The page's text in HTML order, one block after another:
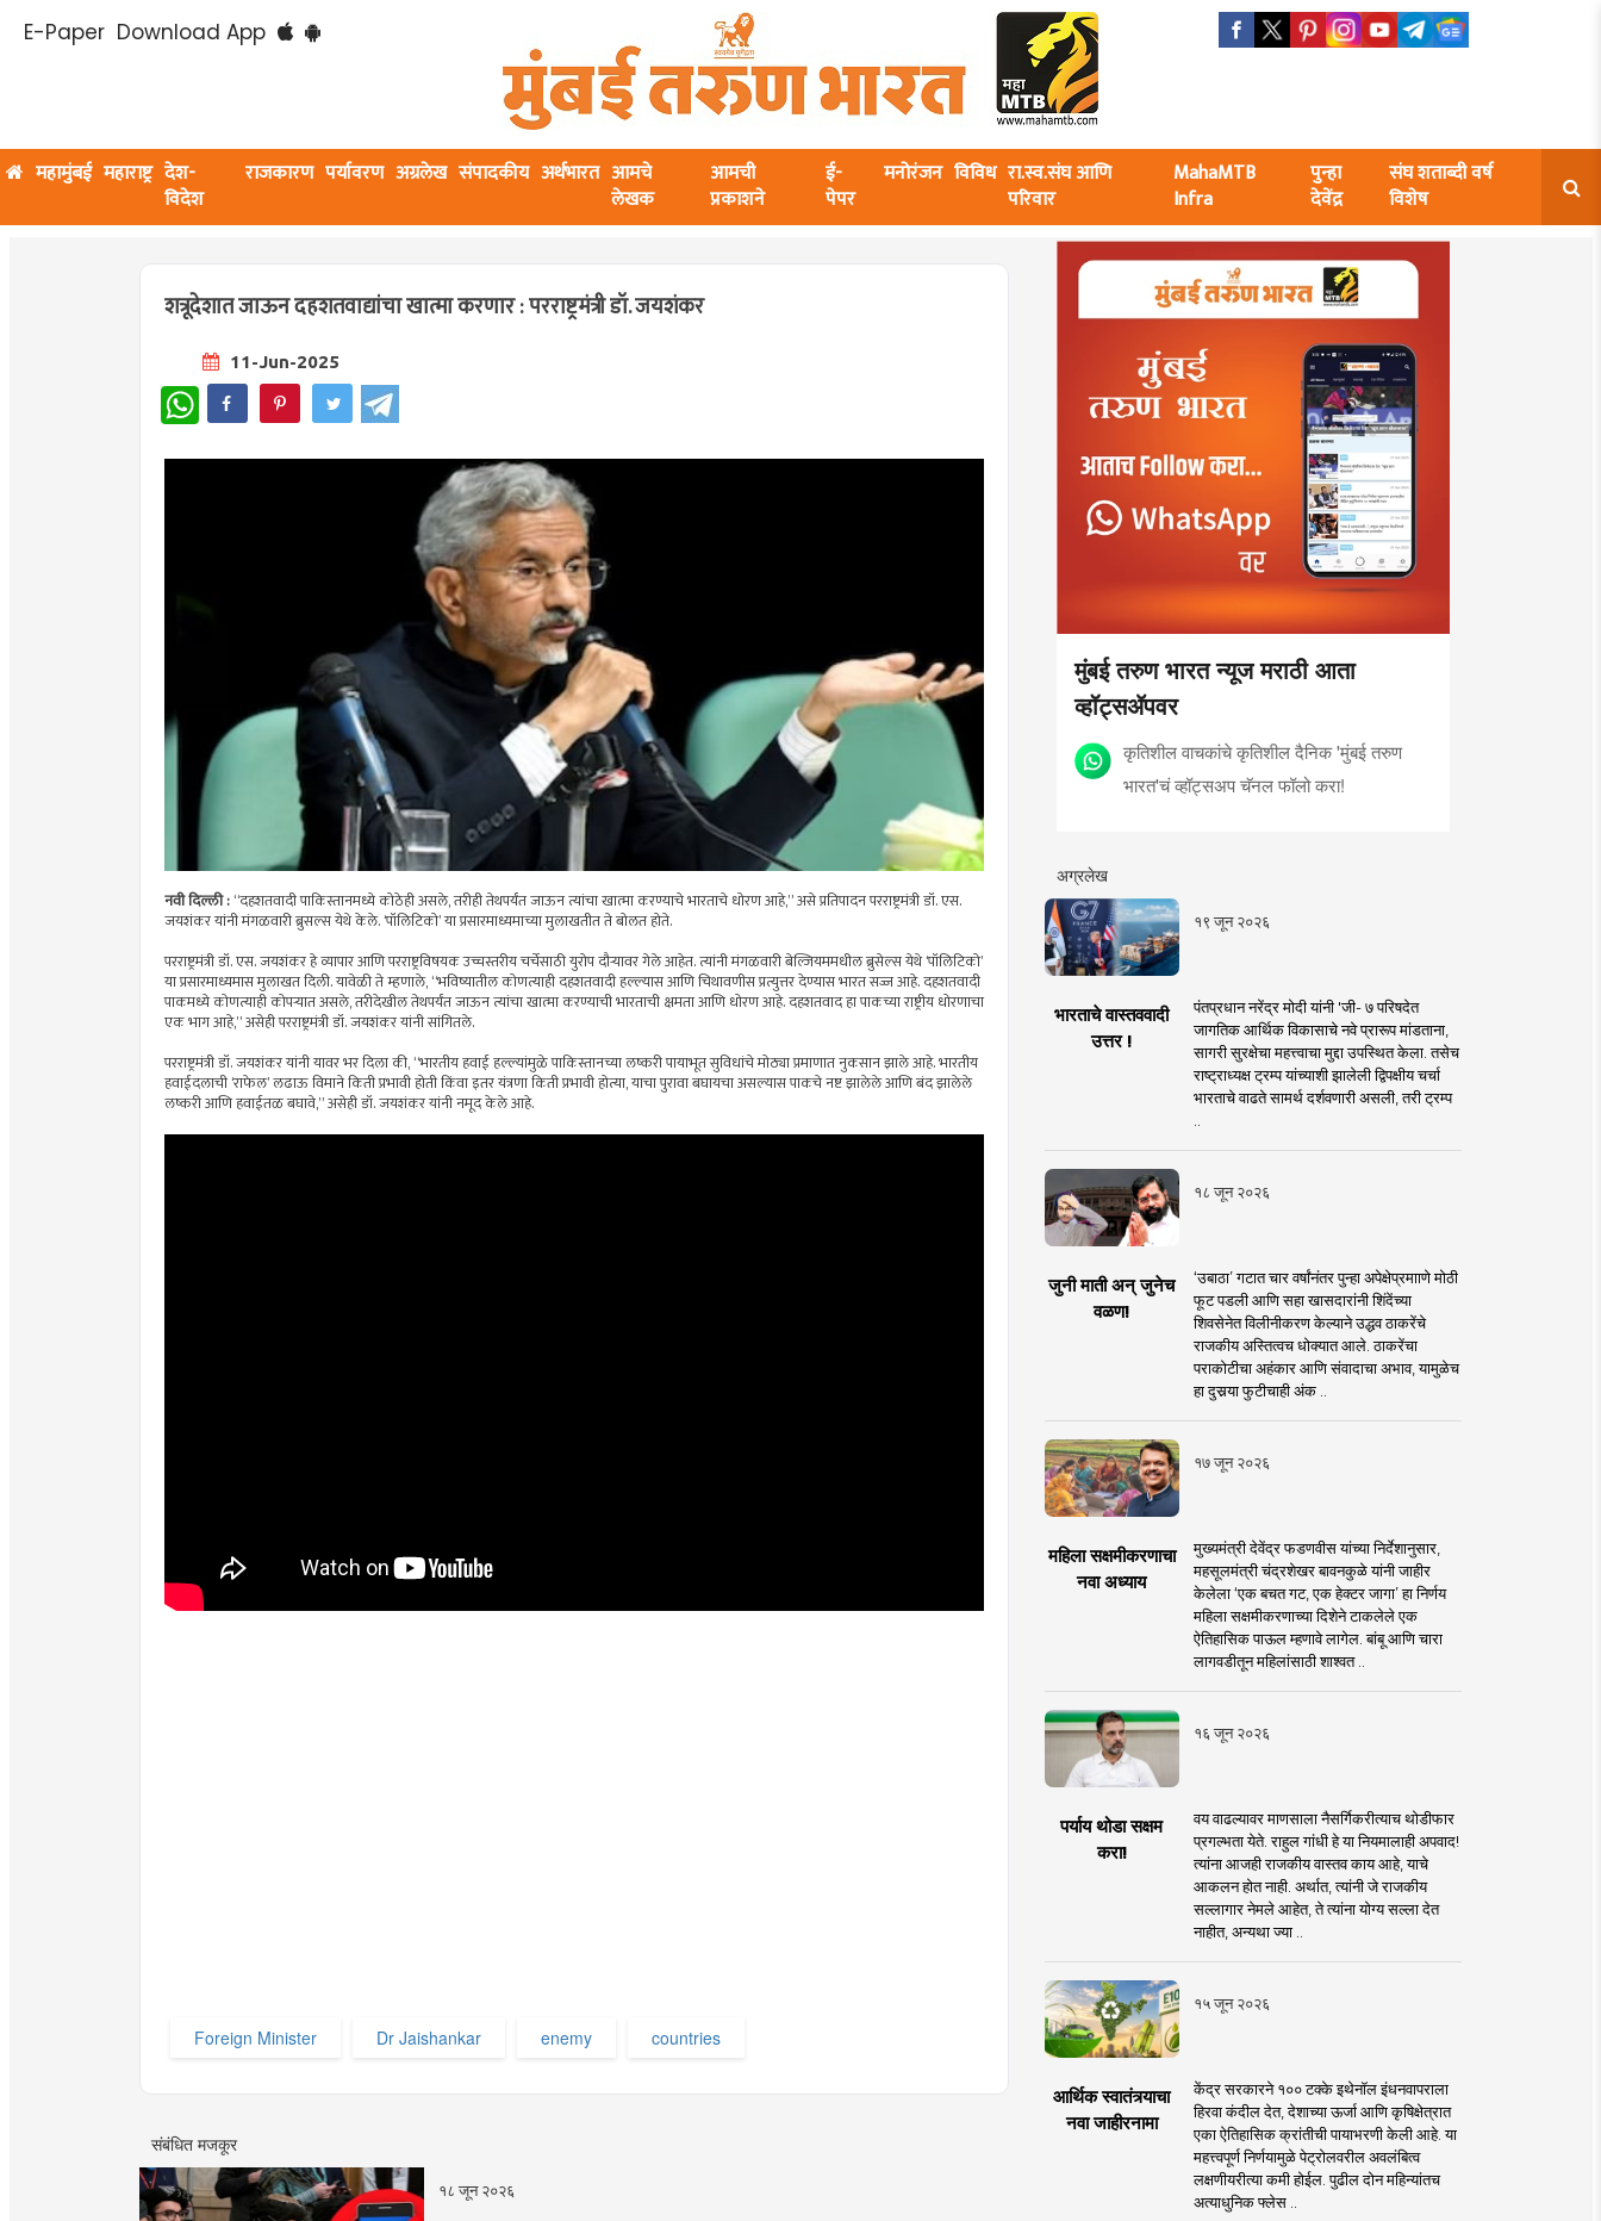
E-Paper Download App
महामुंबई महाराष्ट्र देश-
विदेश
राजकारण पर्यावरण अग्रलेख संपादकीय अर्थभारत आमचे
लेखक
आमची
प्रकाशने
ई-
पेपर
मनोरंजन विविध रा.स्व.संघ आणि
परिवार
MahaMTB
Infra
पुन्हा
देवेंद्र
संघ शताब्दी वर्ष
विशेष
शत्रूदेशात जाऊन दहशतवाद्यांचा खात्मा करणार : परराष्ट्रमंत्री डॉ. जयशंकर
11-Jun-2025
WhatsApp
नवी दिल्ली :“दहशतवादी पाकिस्तानमध्ये कोठेही असले, तरीही तेथपर्यंत जाऊन त्यांचा खात्मा करण्याचे भारताचे धोरण आहे,” असे प्रतिपादन परराष्ट्रमंत्री डॉ. एस.
जयशंकर यांनी मंगळवारी ब्रुसल्स येथे केले. ‘पॉलिटिको’ या प्रसारमाध्यमाच्या मुलाखतीत ते बोलत होते.
परराष्ट्रमंत्री डॉ. एस. जयशंकर हे व्यापार आणि परराष्ट्रविषयक उच्चस्तरीय चर्चेसाठी युरोप दौर्‍यावर गेले आहेत. त्यांनी मंगळवारी बेल्जियममधील ब्रुसेल्स येथे ‘पॉलिटिको’
या प्रसारमाध्यमास मुलाखत दिली. यावेळी ते म्हणाले, “भविष्यातील कोणत्याही दहशतवादी हल्ल्यास आणि चिथावणीस प्रत्युत्तर देण्यास भारत सज्ज आहे. दहशतवादी
पाकमध्ये कोणत्याही कोपर्‍यात असले, तरीदेखील तेथपर्यंत जाऊन त्यांचा खात्मा करण्याची भारताची क्षमता आणि धोरण आहे. दहशतवाद हा पाकच्या राष्ट्रीय धोरणाचा
एक भाग आहे,” असेही परराष्ट्रमंत्री डॉ. जयशंकर यांनी सांगितले.
परराष्ट्रमंत्री डॉ. जयशंकर यांनी यावर भर दिला की, “भारतीय हवाई हल्ल्यांमुळे पाकिस्तानच्या लष्करी पायाभूत सुविधांचे मोठ्या प्रमाणात नुकसान झाले आहे. भारतीय
हवाईदलाची ‘राफेल’ लढाऊ विमाने किती प्रभावी होती किंवा इतर यंत्रणा किती प्रभावी होत्या, याचा पुरावा बघायचा असल्यास पाकचे नष्ट झालेले आणि बंद झालेले
लष्करी आणि हवाईतळ बघावे,” असेही डॉ. जयशंकर यांनी नमूद केले आहे.
Foreign Minister Dr Jaishankar enemy countries
संबंधित मजकूर
१८ जून २०२६
मुंबई तरुण भारत न्यूज मराठी आता
व्हॉट्सॲपवर
कृतिशील वाचकांचे कृतिशील दैनिक 'मुंबई तरुण
भारत'चं व्हॉट्सअप चॅनल फॉलो करा!
अग्रलेख
१९ जून २०२६
भारताचे वास्तववादी
उत्तर !
पंतप्रधान नरेंद्र मोदी यांनी 'जी- ७ परिषदेत
जागतिक आर्थिक विकासाचे नवे प्रारूप मांडताना,
सागरी सुरक्षेचा महत्त्वाचा मुद्दा उपस्थित केला. तसेच
राष्ट्राध्यक्ष ट्रम्प यांच्याशी झालेली द्विपक्षीय चर्चा
भारताचे वाढते सामर्थ दर्शवणारी असली, तरी ट्रम्प
१८ जून २०२६
जुनी माती अन् जुनेच
वळण!
‘उबाठा’ गटात चार वर्षांनंतर पुन्हा अपेक्षेप्रमााणे मोठी
फूट पडली आणि सहा खासदारांनी शिंदेंच्या
शिवसेनेत विलीनीकरण केल्याने उद्धव ठाकरेंचे
राजकीय अस्तित्वच धोक्यात आले. ठाकरेंचा
पराकोटीचा अहंकार आणि संवादाचा अभाव, यामुळेच
हा दुसर्‍या फुटीचाही अंक ..
१७ जून २०२६
महिला सक्षमीकरणाचा
नवा अध्याय
मुख्यमंत्री देवेंद्र फडणवीस यांच्या निर्देशानुसार,
महसूलमंत्री चंद्रशेखर बावनकुळे यांनी जाहीर
केलेला ‘एक बचत गट, एक हेक्टर जागा’ हा निर्णय
महिला सक्षमीकरणाच्या दिशेने टाकलेले एक
ऐतिहासिक पाऊल म्हणावे लागेल. बांबू आणि चारा
लागवडीतून महिलांसाठी शाश्वत ..
१६ जून २०२६
पर्याय थोडा सक्षम
करा!
वय वाढल्यावर माणसाला नैसर्गिकरीत्याच थोडीफार
प्रगल्भता येते. राहुल गांधी हे या नियमालाही अपवाद!
त्यांना आजही राजकीय वास्तव काय आहे, याचे
आकलन होत नाही. अर्थात, त्यांनी जे राजकीय
सल्लागार नेमले आहेत, ते त्यांना योग्य सल्ला देत
नाहीत, अन्यथा ज्या ..
१५ जून २०२६
आर्थिक स्वातंत्र्याचा
नवा जाहीरनामा
केंद्र सरकारने १०० टक्के इथेनॉल इंधनवापराला
हिरवा कंदील देत, देशाच्या ऊर्जा आणि कृषिक्षेत्रात
एका ऐतिहासिक क्रांतीची पायाभरणी केली आहे. या
महत्त्वपूर्ण निर्णयामुळे पेट्रोलवरील अवलंबित्व
लक्षणीयरीत्या कमी होईल. पुढील दोन महिन्यांतच
अत्याधुनिक फ्लेस ..